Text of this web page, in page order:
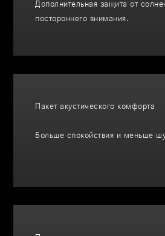
Дополнительная защита от
постороннего внимания.
Пакет акустического комфорта
Больше спокойствия и меньше